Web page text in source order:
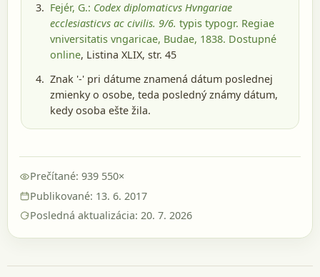
Fejér, G.: Codex diplomaticvs Hvngariae
ecclesiasticvs ac civilis. 9/6. typis typogr. Regiae
vniversitatis vngaricae, Budae, 1838. Dostupné
online, Listina XLIX, str. 45
Znak '-' pri dátume znamená dátum poslednej
zmienky o osobe, teda posledný známy dátum,
kedy osoba ešte žila.
Prečítané: 939 550×
Publikované: 13. 6. 2017
Posledná aktualizácia: 20. 7. 2026